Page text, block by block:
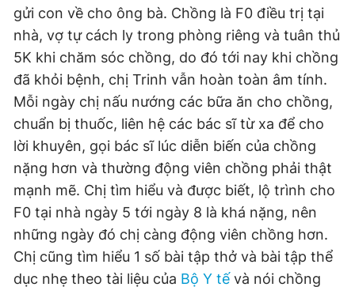
gửi con về cho ông bà. Chồng là F0 điều trị tại
nhà, vợ tự cách ly trong phòng riêng và tuân thủ
5K khi chăm sóc chồng, do đó tới nay khi chồng
đã khỏi bệnh, chị Trinh vẫn hoàn toàn âm tính.
Mỗi ngày chị nấu nướng các bữa ăn cho chồng,
chuẩn bị thuốc, liên hệ các bác sĩ từ xa để cho
lời khuyên, gọi bác sĩ lúc diễn biến của chồng
nặng hơn và thường động viên chồng phải thật
mạnh mẽ. Chị tìm hiểu và được biết, lộ trình cho
F0 tại nhà ngày 5 tới ngày 8 là khá nặng, nên
những ngày đó chị càng động viên chồng hơn.
Chị cũng tìm hiểu 1 số bài tập thở và bài tập thể
dục nhẹ theo tài liệu của Bộ Y tế và nói chồng